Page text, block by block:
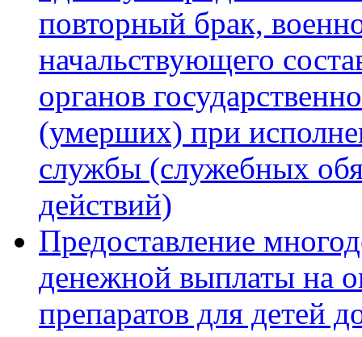
повторный брак,
начальствующего
органов
(умерших) при
службы (служебных
действий)
Предоставление
денежной выплаты на
препаратов для детей